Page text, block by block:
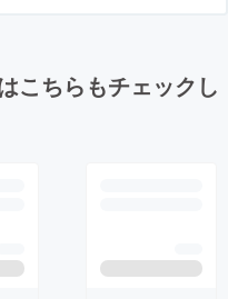
こちらもチェックし